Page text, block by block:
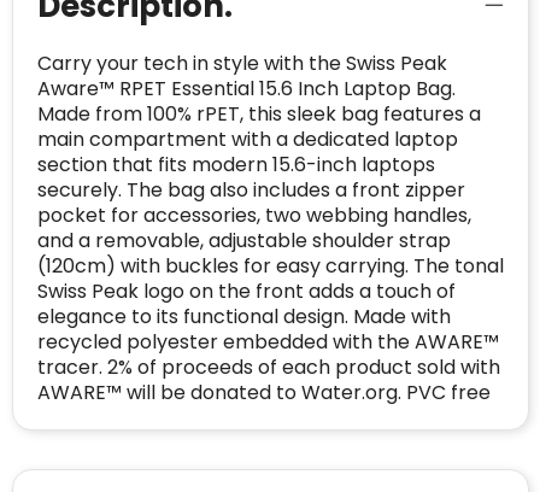
Carry your tech in style with the Swiss Peak
Aware™ RPET Essential 15.6 Inch Laptop Bag.
Made from 100% rPET, this sleek bag features a
main compartment with a dedicated laptop
section that fits modern 15.6-inch laptops
securely. The bag also includes a front zipper
pocket for accessories, two webbing handles,
and a removable, adjustable shoulder strap
(120cm) with buckles for easy carrying. The tonal
Swiss Peak logo on the front adds a touch of
elegance to its functional design. Made with
recycled polyester embedded with the AWARE™
tracer. 2% of proceeds of each product sold with
AWARE™ will be donated to Water.org. PVC free
Domein: linkkado.be
Oprichting van de
onderneming:
2026
Aantal werknemers 1-10
Trustindex-certificaat
starten:
2026-04-22
Geldig SSL-certificaat
Spam E-mail is spamvrij
veiligheidsprotocol, kunnen Trustindex-
naar de certificaten van Trustindex en koopt u
met vertrouwen!
Meer informatie »
Voor bedrijven
Bouwt u vertrouwen op en verhoogt u uw
verkoop met de Trustindex-certificaat.
Meer informatie»